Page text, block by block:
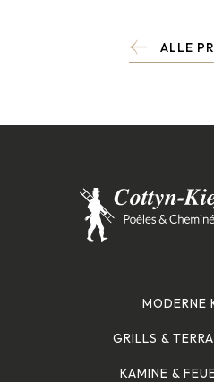
ALLE
MODERNE
GRILLS &
KAMINE &